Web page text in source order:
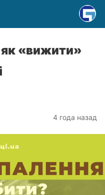
«вижити»
4 года назад